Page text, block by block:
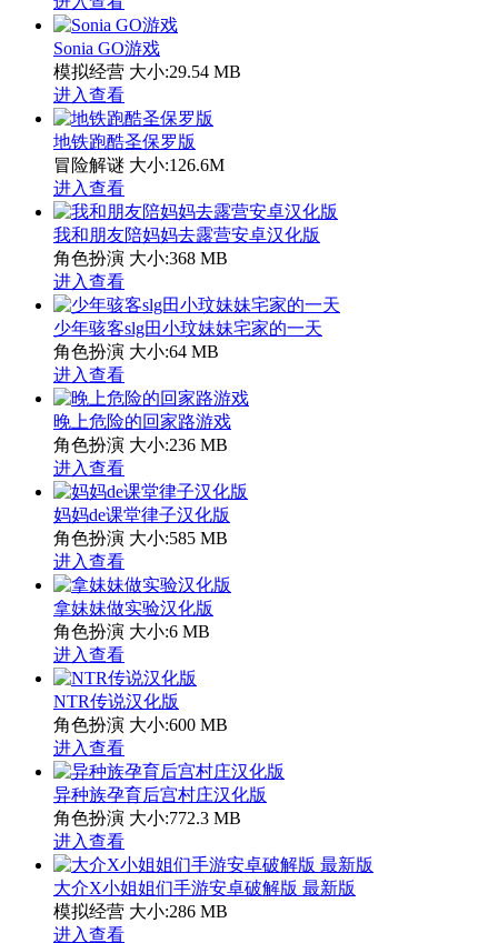
Sonia GO游戏
模拟经营 大小:29.54 MB
进入查看
地铁跑酷圣保罗版
冒险解谜 大小:126.6M
进入查看
我和朋友陪妈妈去露营安卓汉化版
角色扮演 大小:368 MB
进入查看
少年骇客slg田小玟妹妹宅家的一天
角色扮演 大小:64 MB
进入查看
晚上危险的回家路游戏
角色扮演 大小:236 MB
进入查看
妈妈de课堂律子汉化版
角色扮演 大小:585 MB
进入查看
拿妹妹做实验汉化版
角色扮演 大小:6 MB
进入查看
NTR传说汉化版
角色扮演 大小:600 MB
进入查看
异种族孕育后宫村庄汉化版
角色扮演 大小:772.3 MB
进入查看
大介X小姐姐们手游安卓破解版 最新版
模拟经营 大小:286 MB
进入查看